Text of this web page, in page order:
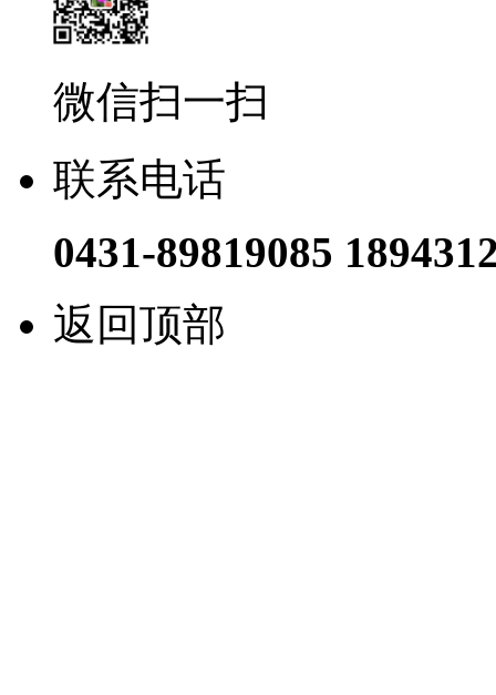
微信扫一扫
联系电话
0431-89819085
返回顶部